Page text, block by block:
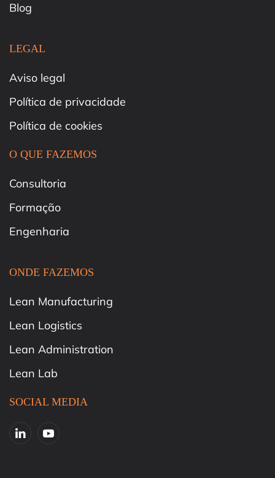
Blog
LEGAL
Aviso legal
Política de privacidade
Política de cookies
O QUE FAZEMOS
Consultoria
Formação
Engenharia
ONDE FAZEMOS
Lean Manufacturing
Lean Logistics
Lean Administration
Lean Lab
SOCIAL MEDIA